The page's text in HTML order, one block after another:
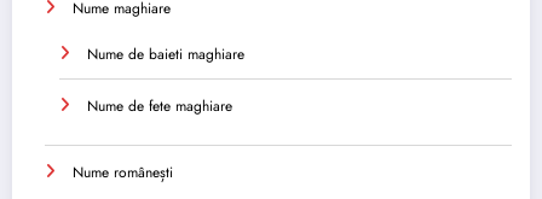
Nume maghiare
Nume de baieti maghiare
Nume de fete maghiare
Nume românești